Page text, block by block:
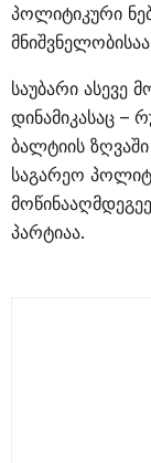
პოლიტიკური
საუბარი
დინამიკასაც –
ბალტიის
საგარეო
პარტიაა.